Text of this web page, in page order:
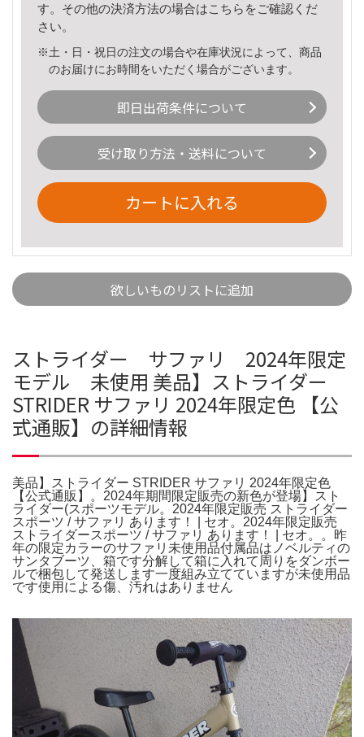
す。その他の決済方法の場合はこちら をご確認くだ
さい。
※土・日・祝日の注文の場合や在庫状況によって、商品
のお届けにお時間をいただく場合がございます。
即日出荷条件について
受け取り方法・送料について
カートに入れる
欲しいものリストに追加
ストライダー サファリ 2024年限定
モデル 未使用 美品】ストライダー
STRIDER サファリ 2024年限定色 【公
式通販】の詳細情報
美品】ストライダー STRIDER サファリ 2024年限定色
【公式通販】。2024年期間限定販売の新色が登場】スト
ライダー(スポーツモデル。2024年限定販売 ストライダー
スポーツ / サファリ あります！ | セオ。2024年限定販売
ストライダースポーツ / サファリ あります！ | セオ。。昨
年の限定カラーのサファリ未使用品付属品はノベルティの
サンタブーツ、箱です分解して箱に入れて周りをダンボー
ルで梱包して発送します一度組み立てていますが未使用品
です使用による傷、汚れはありません